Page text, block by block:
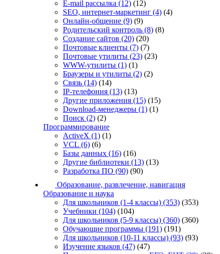
E-mail рассылка (12) (12)
SEO, интернет-маркетинг (4) (4)
Онлайн-общение (9) (9)
Родительский контроль (8) (8)
Создание сайтов (20) (20)
Почтовые клиенты (7) (7)
Почтовые утилиты (23) (23)
WWW-утилиты (1) (1)
Браузеры и утилиты (2) (2)
Связь (14) (14)
IP-телефония (13) (13)
Другие приложения (15) (15)
Download-менеджеры (1) (1)
Поиск (2) (2)
Программирование
ActiveX (1) (1)
VCL (6) (6)
Базы данных (16) (16)
Другие библиотеки (13) (13)
Разработка ПО (90) (90)
Образование, развлечение, навигация
Образование и наука
Для школьников (1-4 классы) (353) (353)
Учебники (104) (104)
Для школьников (5-9 классы) (360) (360)
Обучающие программы (191) (191)
Для школьников (10-11 классы) (93) (93)
Изучение языков (47) (47)